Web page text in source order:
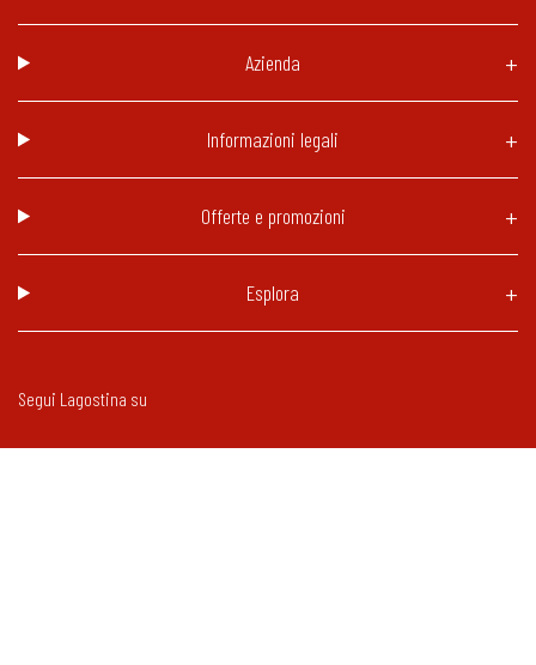
Azienda
Informazioni legali
Offerte e promozioni
Esplora
Segui Lagostina su